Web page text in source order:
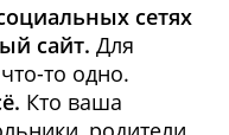
сетях
сайт. Для
то одно.
Кто ваша